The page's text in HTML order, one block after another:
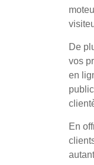
De
vos
en
En